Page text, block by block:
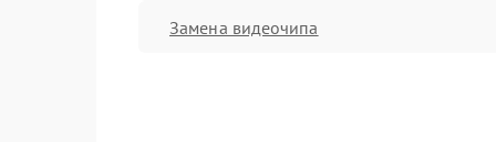
Замена видеочипа